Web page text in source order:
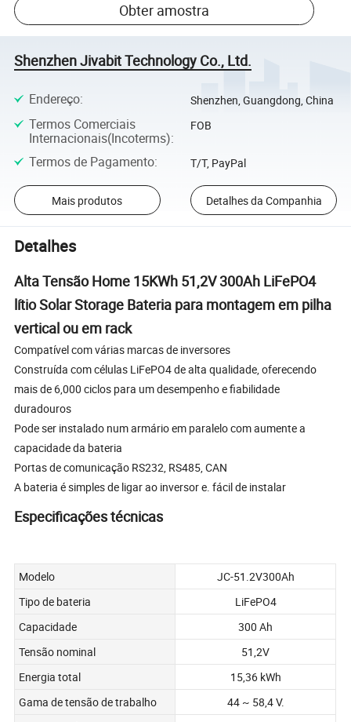
Obter amostra
Shenzhen Jivabit Technology Co., Ltd.
Endereço: Shenzhen, Guangdong, China
Termos Comerciais
Internacionais(Incoterms):
FOB
Termos de Pagamento: T/T, PayPal
Mais produtos Detalhes da Companhia
Detalhes
Alta Tensão Home 15KWh 51,2V 300Ah LiFePO4
lítio Solar Storage Bateria para montagem em pilha
vertical ou em rack
Compatível com várias marcas de inversores
Construída com células LiFePO4 de alta qualidade, oferecendo
mais de 6,000 ciclos para um desempenho e fiabilidade
duradouros
Pode ser instalado num armário em paralelo com aumente a
capacidade da bateria
Portas de comunicação RS232, RS485, CAN
A bateria é simples de ligar ao inversor e. fácil de instalar
Especificações técnicas
Modelo
JC-51.2V300Ah
Tipo de bateria
LiFePO4
Capacidade
300 Ah
Tensão nominal
51,2V
Energia total
15,36 kWh
Gama de tensão de trabalho
44 ~ 58,4 V.